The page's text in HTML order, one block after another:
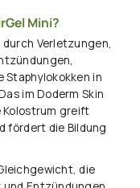
Mini?
Verletzungen,
Staphylokokken in
im Doderm Skin
Kolostrum greift
fördert die Bildung
die